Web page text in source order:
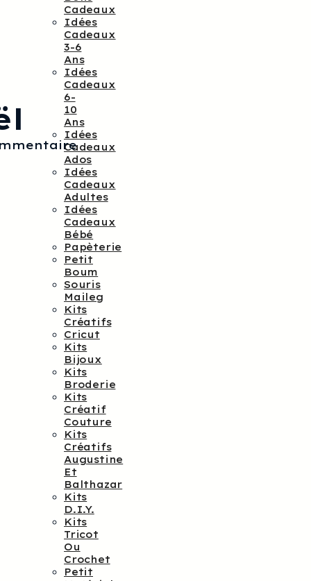
Cadeaux
Idées
Cadeaux
3-6
Ans
Idées
Cadeaux
6-
10
Ans
Idées
Cadeaux
Ados
Idées
Cadeaux
Adultes
Idées
Cadeaux
Bébé
Papèterie
Petit
Boum
Souris
Maileg
Kits
Créatifs
Cricut
Kits
Bijoux
Kits
Broderie
Kits
Créatif
Couture
Kits
Créatifs
Augustine
Et
Balthazar
Kits
D.I.Y.
Kits
Tricot
Ou
Crochet
Petit